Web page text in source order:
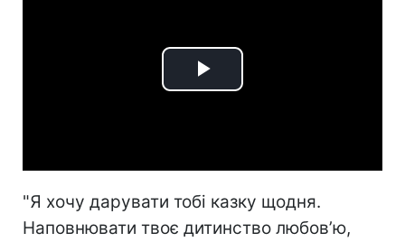
Play
"Я хочу дарувати тобі казку щодня.
Наповнювати твоє дитинство любов’ю,